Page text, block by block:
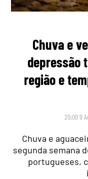
Chuva e
depressão
região e
20:00 9
Chuva e
segunda semana
portugueses,